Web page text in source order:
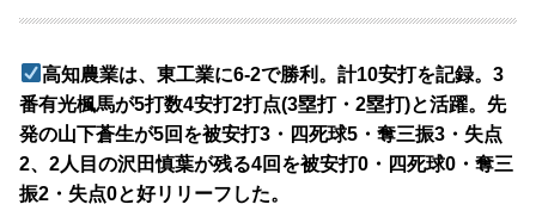
高知農業は、東工業に6-2で勝利。計10安打を記録。3
番有光楓馬が5打数4安打2打点(3塁打・2塁打)と活躍。先
発の山下蒼生が5回を被安打3・四死球5・奪三振3・失点
2、2人目の沢田慎葉が残る4回を被安打0・四死球0・奪三
振2・失点0と好リリーフした。